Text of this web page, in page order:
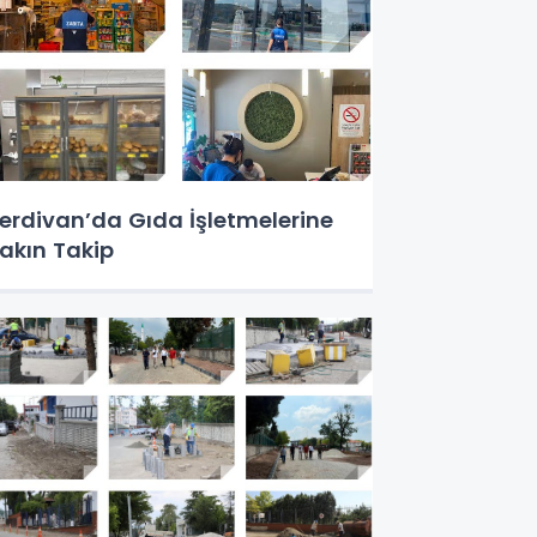
Gıda İşletmelerine
Takip